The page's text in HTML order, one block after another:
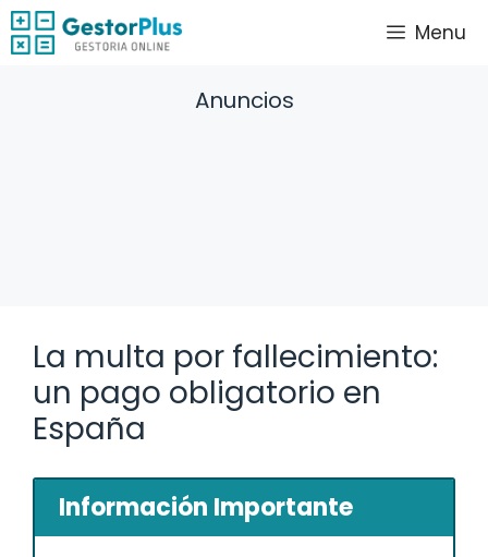
Saltar
al
Menu
Anuncios
La multa por fallecimiento:
un pago obligatorio en
España
Información Importante